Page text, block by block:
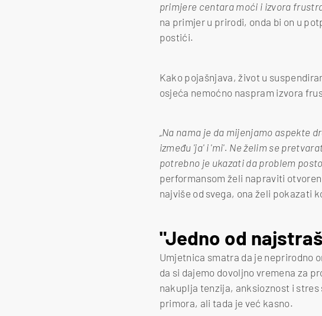
primjere centara moći i izvora
na primjer u prirodi, onda bi on u
postići.
Kako pojašnjava, život u
osjeća nemoćno naspram izvora
„Na nama je da mijenjamo aspekte
između 'ja' i 'mi'. Ne želim se
potrebno je ukazati da problem
performansom želi napraviti
najviše od svega, ona želi pokazati
"Jedno od
Umjetnica smatra da je neprirodno
da si dajemo dovoljno vremena za
nakuplja tenzija, anksioznost i
primora, ali tada je već kasno.